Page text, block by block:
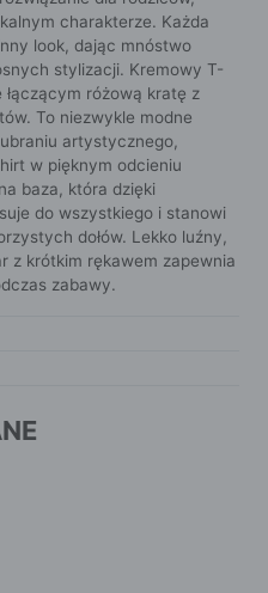
charakterze. Każda
look, dając mnóstwo
stylizacji. Kremowy T-
różową kratę z
To niezwykle modne
artystycznego,
w pięknym odcieniu
baza, która dzięki
do wszystkiego i stanowi
dołów. Lekko luźny,
z krótkim rękawem zapewnia
zabawy.